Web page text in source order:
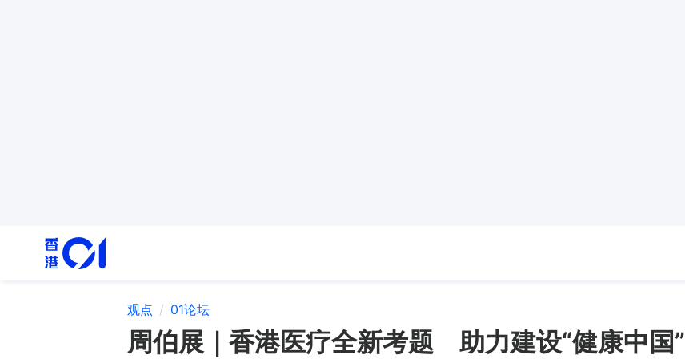
观点 01论坛
周伯展｜香港医疗全新考题 助力建设“健康中国”